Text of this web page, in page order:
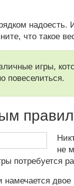
что такое
игры,
повеселиться.
не
потребуется
двое